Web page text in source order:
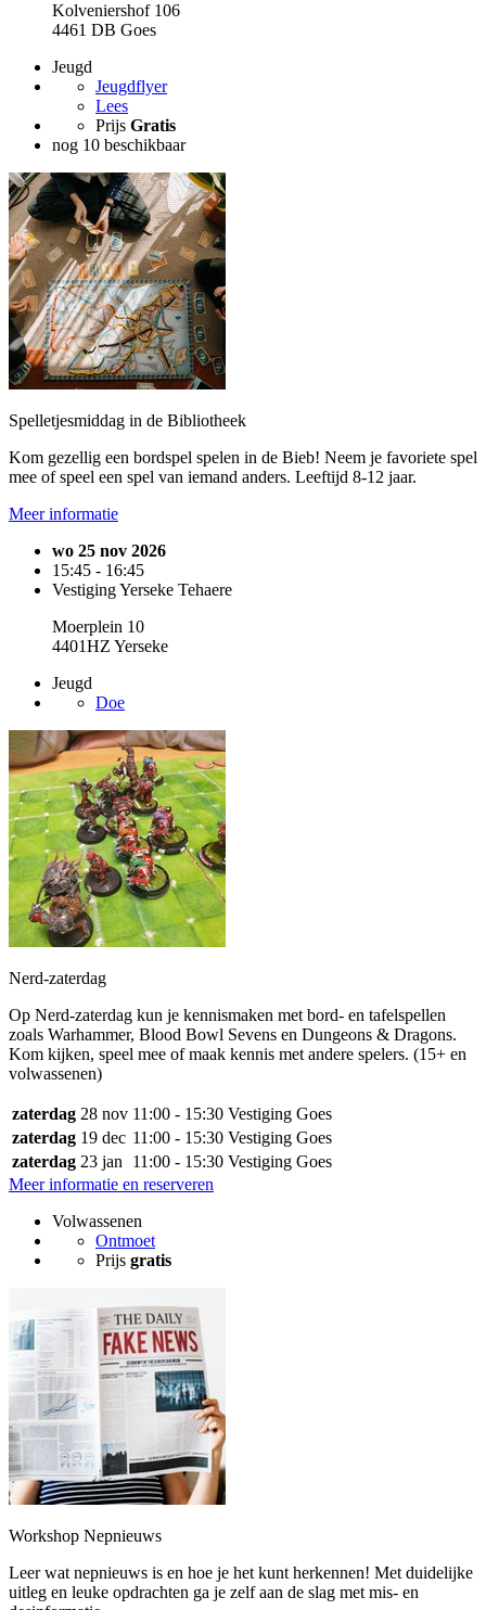
Kolveniershof 106
4461 DB Goes
Jeugd
Jeugdflyer
Lees
Prijs Gratis
nog 10 beschikbaar
Spelletjesmiddag in de Bibliotheek
Kom gezellig een bordspel spelen in de Bieb! Neem je favoriete spel
mee of speel een spel van iemand anders. Leeftijd 8-12 jaar.
Meer informatie
wo 25 nov 2026
15:45 - 16:45
Vestiging Yerseke Tehaere
Moerplein 10
4401HZ Yerseke
Jeugd
Doe
Nerd-zaterdag
Op Nerd-zaterdag kun je kennismaken met bord- en tafelspellen
zoals Warhammer, Blood Bowl Sevens en Dungeons & Dragons.
Kom kijken, speel mee of maak kennis met andere spelers. (15+ en
volwassenen)
zaterdag 28 nov 11:00 - 15:30 Vestiging Goes
zaterdag 19 dec 11:00 - 15:30 Vestiging Goes
zaterdag 23 jan 11:00 - 15:30 Vestiging Goes
Meer informatie en reserveren
Volwassenen
Ontmoet
Prijs gratis
Workshop Nepnieuws
Leer wat nepnieuws is en hoe je het kunt herkennen! Met duidelijke
uitleg en leuke opdrachten ga je zelf aan de slag met mis- en